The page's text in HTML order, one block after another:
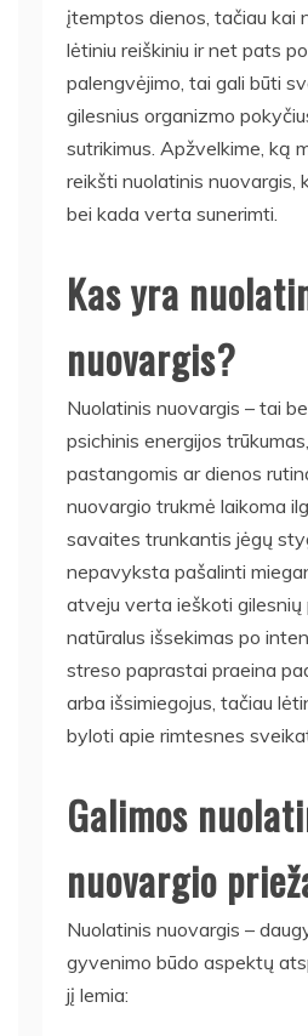
įtemptos dienos, tačiau kai
lėtiniu reiškiniu ir net pats
palengvėjimo, tai gali būti
gilesnius organizmo
sutrikimus. Apžvelkime, ką
reikšti nuolatinis nuovargis,
bei kada verta sunerimti.
Kas yra
nuovargis?
Nuolatinis nuovargis – tai
psichinis energijos
pastangomis ar dienos
nuovargio trukmė laikoma
savaites trunkantis jėgų
nepavyksta pašalinti
atveju verta ieškoti gilesnių
natūralus išsekimas po
streso paprastai praeina
arba išsimiegojus, tačiau
byloti apie rimtesnes
Galimos
nuovargio
Nuolatinis nuovargis –
gyvenimo būdo aspektų
jį lemia: